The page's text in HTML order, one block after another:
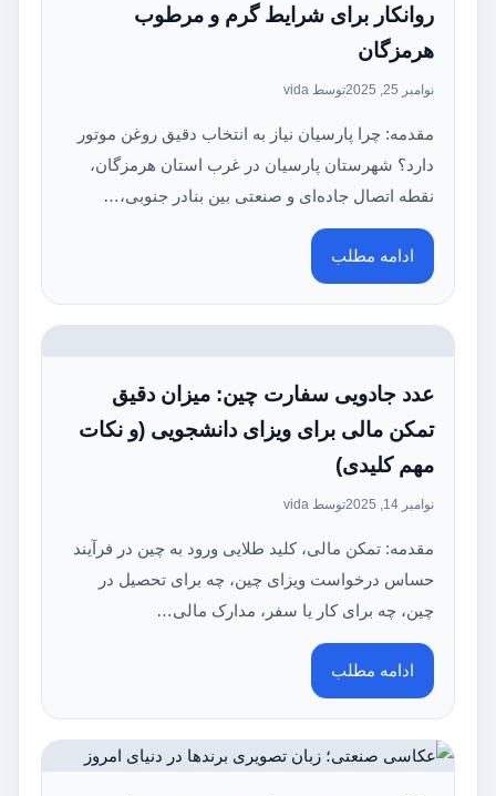
روانکار برای شرایط گرم و مرطوب
هرمزگان
نوامبر 25, 2025 توسط vida
مقدمه: چرا پارسیان نیاز به انتخاب دقیق روغن موتور
دارد؟ شهرستان پارسیان در غرب استان هرمزگان،
نقطه اتصال جاده‌ای و صنعتی بین بنادر جنوبی،…
ادامه مطلب
عدد جادویی سفارت چین: میزان دقیق
تمکن مالی برای ویزای دانشجویی (و نکات
مهم کلیدی)
نوامبر 14, 2025 توسط vida
مقدمه: تمکن مالی، کلید طلایی ورود به چین در فرآیند
حساس درخواست ویزای چین، چه برای تحصیل در
چین، چه برای کار یا سفر، مدارک مالی…
ادامه مطلب